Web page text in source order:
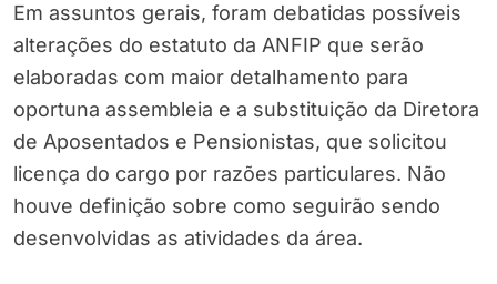
Em assuntos gerais, foram debatidas possíveis
alterações do estatuto da ANFIP que serão
elaboradas com maior detalhamento para
oportuna assembleia e a substituição da Diretora
de Aposentados e Pensionistas, que solicitou
licença do cargo por razões particulares. Não
houve definição sobre como seguirão sendo
desenvolvidas as atividades da área.